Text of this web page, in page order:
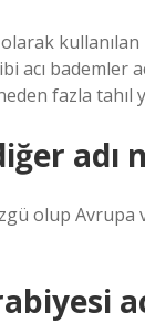
acı bademler
fazla tahıl
adı
olup Avrupa